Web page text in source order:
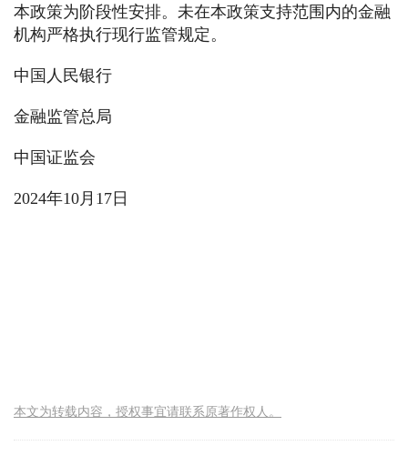
本政策为阶段性安排。未在本政策支持范围内的金融
机构严格执行现行监管规定。
中国人民银行
金融监管总局
中国证监会
2024年10月17日
本文为转载内容，授权事宜请联系原著作权人。